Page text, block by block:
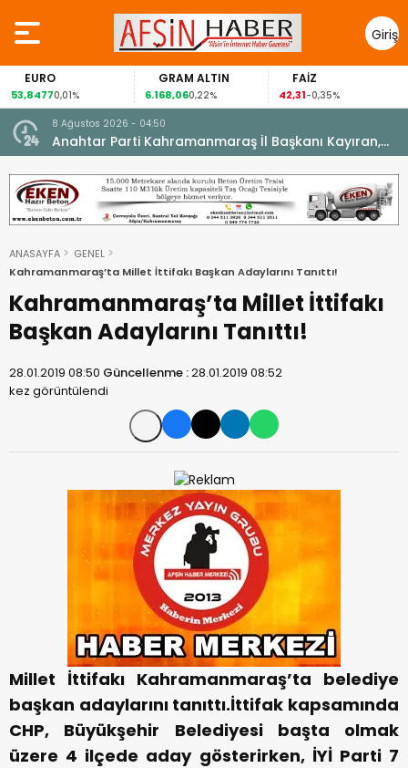
Giriş
Yap
EURO
53,84770,01%
GRAM ALTIN
6.168,060,22%
FAİZ
42,31-0,35%
8 Ağustos 2026 - 04:50
Anahtar Parti Kahramanmaraş İl Başkanı Kayıran,
Afşin Teşkilatı ile buluştu.
ANASAYFA
GENEL
Kahramanmaraş’ta Millet İttifakı Başkan Adaylarını Tanıttı!
Kahramanmaraş’ta Millet İttifakı
Başkan Adaylarını Tanıttı!
28.01.2019 08:50 Güncellenme :28.01.2019 08:52
kez görüntülendi
Millet İttifakı Kahramanmaraş’ta belediye
başkan adaylarını tanıttı.İttifak kapsamında
CHP, Büyükşehir Belediyesi başta olmak
üzere 4 ilçede aday gösterirken, İYİ Parti 7